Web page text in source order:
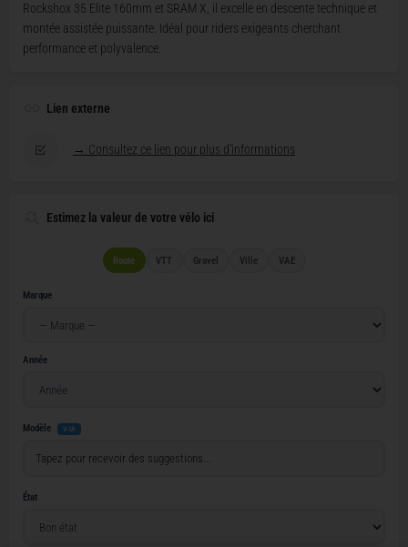
Rockshox 35 Elite 160mm et SRAM X, il excelle en descente technique et
montée assistée puissante. Idéal pour riders exigeants cherchant
performance et polyvalence.
Lien externe
→ Consultez ce lien pour plus d'informations
Estimez la valeur de votre vélo ici
Route VTT Gravel Ville VAE
Marque
Année
Modèle V-IA
État